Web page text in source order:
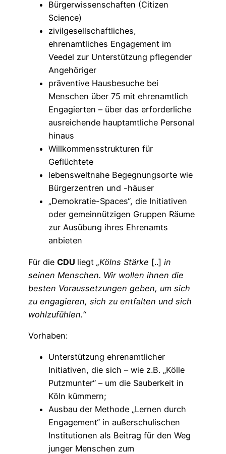
Bürgerwissenschaften (Citizen
Science)
zivilgesellschaftliches,
ehrenamtliches Engagement im
Veedel zur Unterstützung pflegender
Angehöriger
präventive Hausbesuche bei
Menschen über 75 mit ehrenamtlich
Engagierten – über das erforderliche
ausreichende hauptamtliche Personal
hinaus
Willkommensstrukturen für
Geflüchtete
lebensweltnahe Begegnungsorte wie
Bürgerzentren und -häuser
„Demokratie-Spaces“, die Initiativen
oder gemeinnützigen Gruppen Räume
zur Ausübung ihres Ehrenamts
anbieten
Für die CDU liegt „Kölns Stärke [..] in
seinen Menschen. Wir wollen ihnen die
besten Voraussetzungen geben, um sich
zu engagieren, sich zu entfalten und sich
wohlzufühlen.“
Vorhaben:
Unterstützung ehrenamtlicher
Initiativen, die sich – wie z.B. „Kölle
Putzmunter“ – um die Sauberkeit in
Köln kümmern;
Ausbau der Methode „Lernen durch
Engagement“ in außerschulischen
Institutionen als Beitrag für den Weg
junger Menschen zum